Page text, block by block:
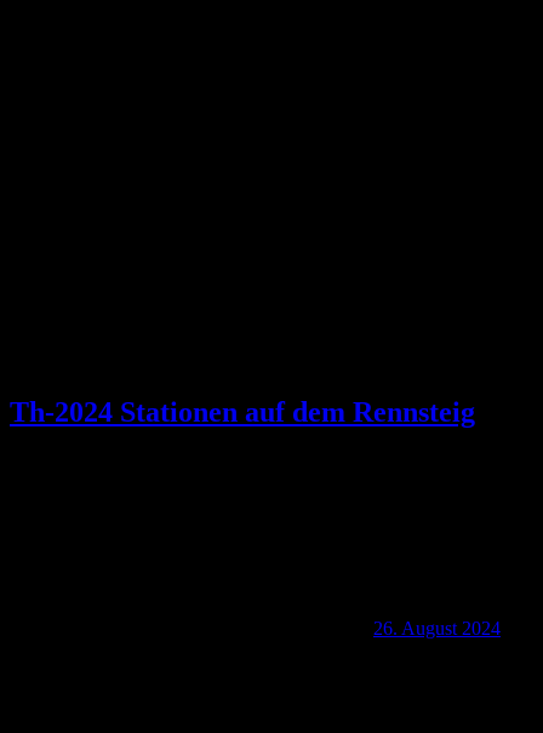
Th-2024 Stationen auf dem Rennsteig
26. August 2024